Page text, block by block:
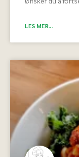
LES MER...